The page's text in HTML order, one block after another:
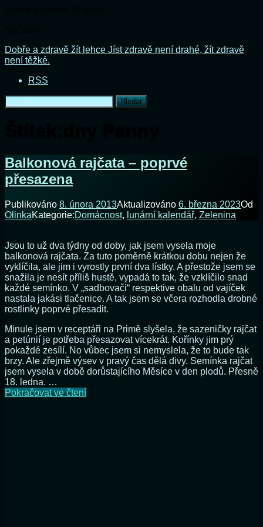
Přejít
k
webu
Dobře a zdravě žít lehce Jíst zdravě není drahé, žít zdravě
není těžké.
RSS
Vyhledávání
Balkonová rajčata – poprvé
přesazena
Publikováno 8. února 2013Aktualizováno 6. března 2023Od
OlinkaKategorie:Domácnost, lunární kalendář, Zelenina
Jsou to už dva týdny od doby, jak jsem vysela moje
balkonová rajčata. Za tuto poměrně krátkou dobu nejen že
vyklíčila, ale jim i vyrostly první dva lístky. A přestože jsem se
snažila je nesít příliš hustě, vypadá to tak, že vzklíčilo snad
každé semínko. V „sadbovači“ respektive obalu od vajíček
nastala jakási tlačenice. A tak jsem se včera rozhodla drobné
rostlinky poprvé přesadit.
Minule jsem v receptáři na Primě slyšela, že sazeničky rajčat
a petúnií je potřeba přesazovat vícekrát. Kořínky jim prý
pokaždé zesílí. No vůbec jsem si nemyslela, že to bude tak
brzy. Ale zřejmě výsev v pravý čas dělá divy. Semínka rajčat
jsem vysela v době dorůstajícího Měsíce v den plodů. Přesně
18. ledna. …
Pokračovat ve čteníBalkonová